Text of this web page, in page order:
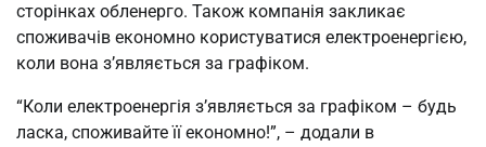
сторінках обленерго. Також компанія закликає
споживачів економно користуватися електроенергією,
коли вона з’являється за графіком.
“Коли електроенергія з’являється за графіком – будь
ласка, споживайте її економно!”, – додали в